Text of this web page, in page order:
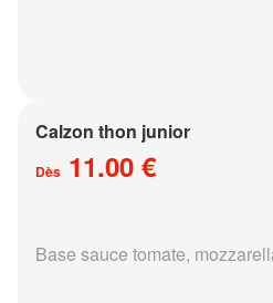
Calzon thon junior
Dès 11.00 €
Base sauce tomate,